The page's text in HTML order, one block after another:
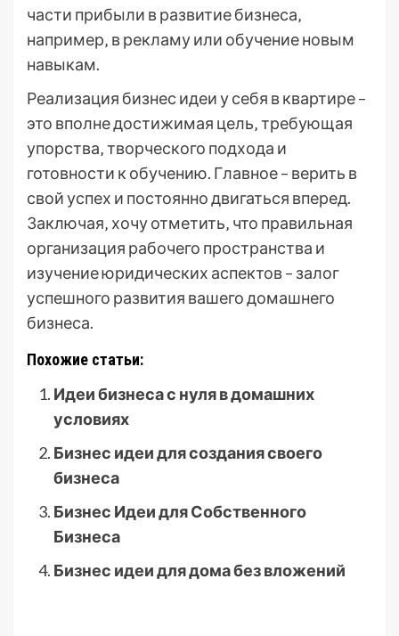
части прибыли в развитие бизнеса‚
например‚ в рекламу или обучение новым
навыкам.
Реализация бизнес идеи у себя в квартире –
это вполне достижимая цель‚ требующая
упорства‚ творческого подхода и
готовности к обучению. Главное – верить в
свой успех и постоянно двигаться вперед.
Заключая‚ хочу отметить‚ что правильная
организация рабочего пространства и
изучение юридических аспектов – залог
успешного развития вашего домашнего
бизнеса.
Похожие статьи:
Идеи бизнеса с нуля в домашних
условиях
Бизнес идеи для создания своего
бизнеса
Бизнес Идеи для Собственного
Бизнеса
Бизнес идеи для дома без вложений